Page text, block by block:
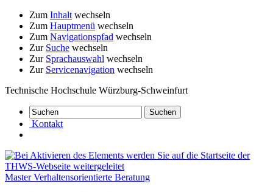
Zum Inhalt wechseln
Zum Hauptmenü wechseln
Zum Navigationspfad wechseln
Zur Suche wechseln
Zur Sprachauswahl wechseln
Zur Servicenavigation wechseln
Technische Hochschule Würzburg-Schweinfurt
Kontakt
Master Verhaltensorientierte Beratung